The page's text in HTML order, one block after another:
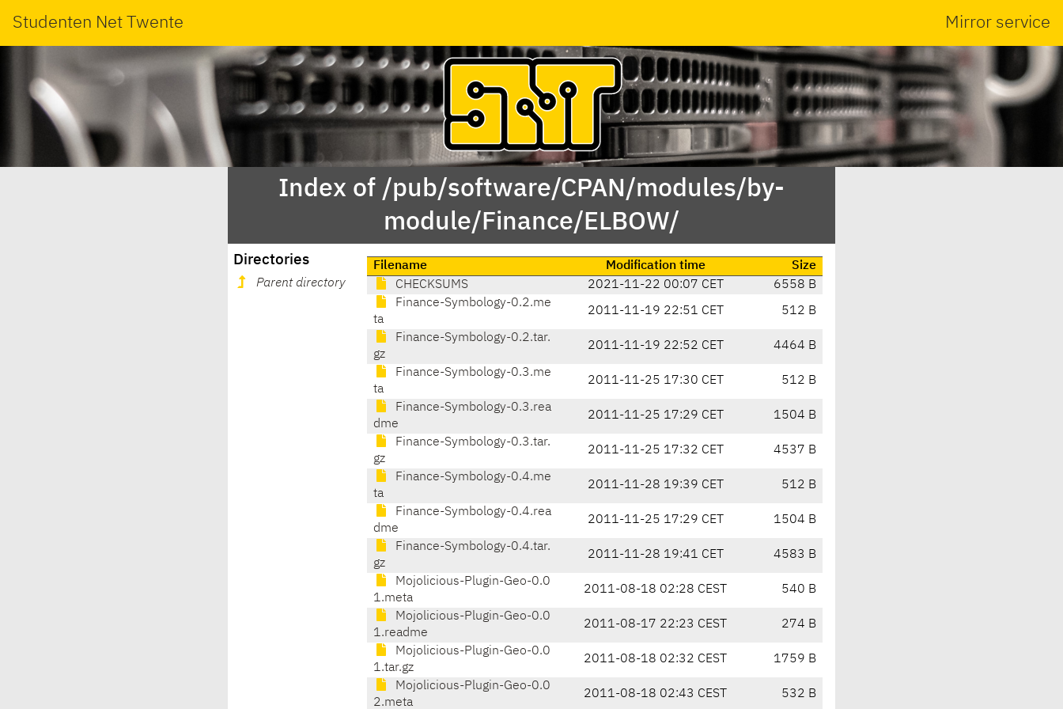
Studenten Net Twente Mirror service
Index of /pub/software/CPAN/modules/by-
module/Finance/ELBOW/
Directories
Parent directory
Filename Modification time
Size
CHECKSUMS
2021-11-22 00:07 CET
6558 B
Finance-Symbology-0.2.me
ta
2011-11-19 22:51 CET 512 B
Finance-Symbology-0.2.tar.
gz
2011-11-19 22:52 CET 4464 B
Finance-Symbology-0.3.me
ta
2011-11-25 17:30 CET 512 B
Finance-Symbology-0.3.rea
dme
2011-11-25 17:29 CET 1504 B
Finance-Symbology-0.3.tar.
gz
2011-11-25 17:32 CET 4537 B
Finance-Symbology-0.4.me
ta
2011-11-28 19:39 CET 512 B
Finance-Symbology-0.4.rea
dme
2011-11-25 17:29 CET 1504 B
Finance-Symbology-0.4.tar.
gz
2011-11-28 19:41 CET 4583 B
Mojolicious-Plugin-Geo-0.0
1.meta
2011-08-18 02:28 CEST 540 B
Mojolicious-Plugin-Geo-0.0
1.readme
2011-08-17 22:23 CEST 274 B
Mojolicious-Plugin-Geo-0.0
1.tar.gz
2011-08-18 02:32 CEST 1759 B
Mojolicious-Plugin-Geo-0.0
2.meta
2011-08-18 02:43 CEST 532 B